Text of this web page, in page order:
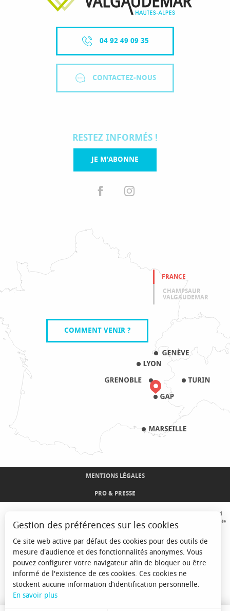
04 92 49 09 35
CONTACTEZ-NOUS
RESTEZ INFORMÉS !
JE M'ABONNE
FRANCE
CHAMPSAUR
VALGAUDEMAR
COMMENT VENIR ?
MENTIONS LÉGALES
PRO & PRESSE
Avec le concours de l'Union Européenne. L'Europe s'engage sur le Massif Alpin avec le fond
Européen de Développement Régional. Co-financé par le Conseil Régional Provence-Alpes-Côte
d'Azur et l'Etat, Commissariat Général des Territoires - FNADT - CIMA
Gestion des préférences sur les cookies
Ce site web active par défaut des cookies pour des outils de
mesure d'audience et des fonctionnalités anonymes. Vous
pouvez configurer votre navigateur afin de bloquer ou être
informé de l'existence de ces cookies. Ces cookies ne
stockent aucune information d’identification personnelle.
En savoir plus